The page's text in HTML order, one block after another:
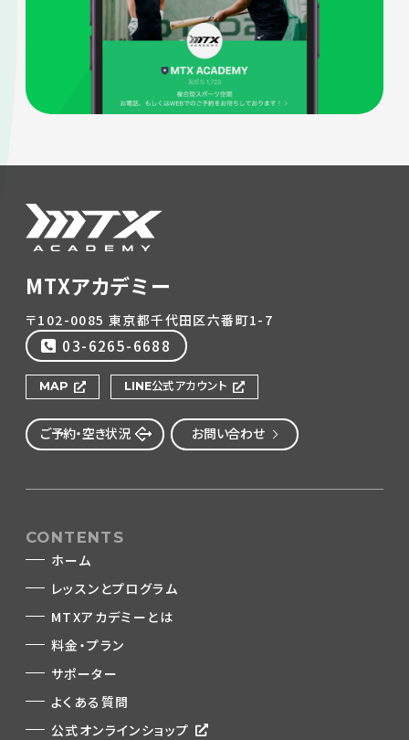
MTXアカデミー
〒102-0085 東京都千代田区六番町1-7
03-6265-6688
MAP LINE公式アカウント
ご予約・空き状況 お問い合わせ
CONTENTS
ホーム
レッスンとプログラム
MTXアカデミーとは
料金・プラン
サポーター
よくある質問
公式オンラインショップ